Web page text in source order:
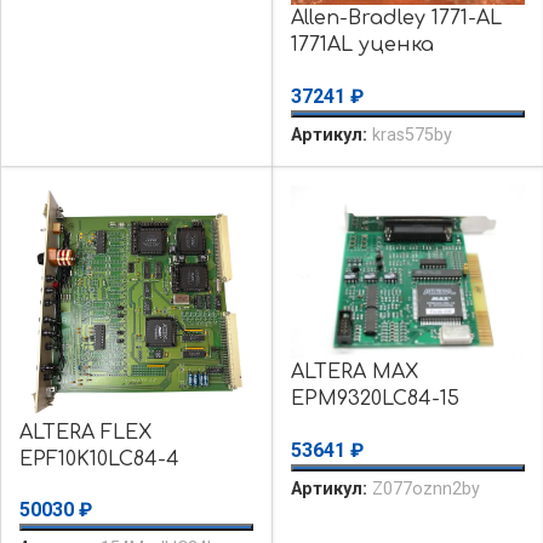
Allen-Bradley 1771-AL
1771AL уценка
37241 ₽
Артикул: kras575by
ALTERA FLEX
EPF10K10LC84-4
EPF8636ALC84-3
50030 ₽
ALTERA MAX
EPM9320LC84-15
15PTC TL084CN
CD74HC14E 22,00000
53641 ₽
Артикул: Z077oznn2by